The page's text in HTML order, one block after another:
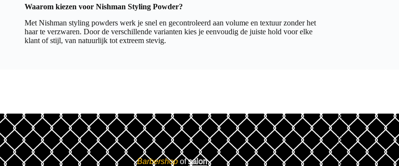
Waarom kiezen voor Nishman Styling Powder?
Met Nishman styling powders werk je snel en gecontroleerd aan volume en textuur zonder het
haar te verzwaren. Door de verschillende varianten kies je eenvoudig de juiste hold voor elke
klant of stijl, van natuurlijk tot extreem stevig.
Barbershop of salon